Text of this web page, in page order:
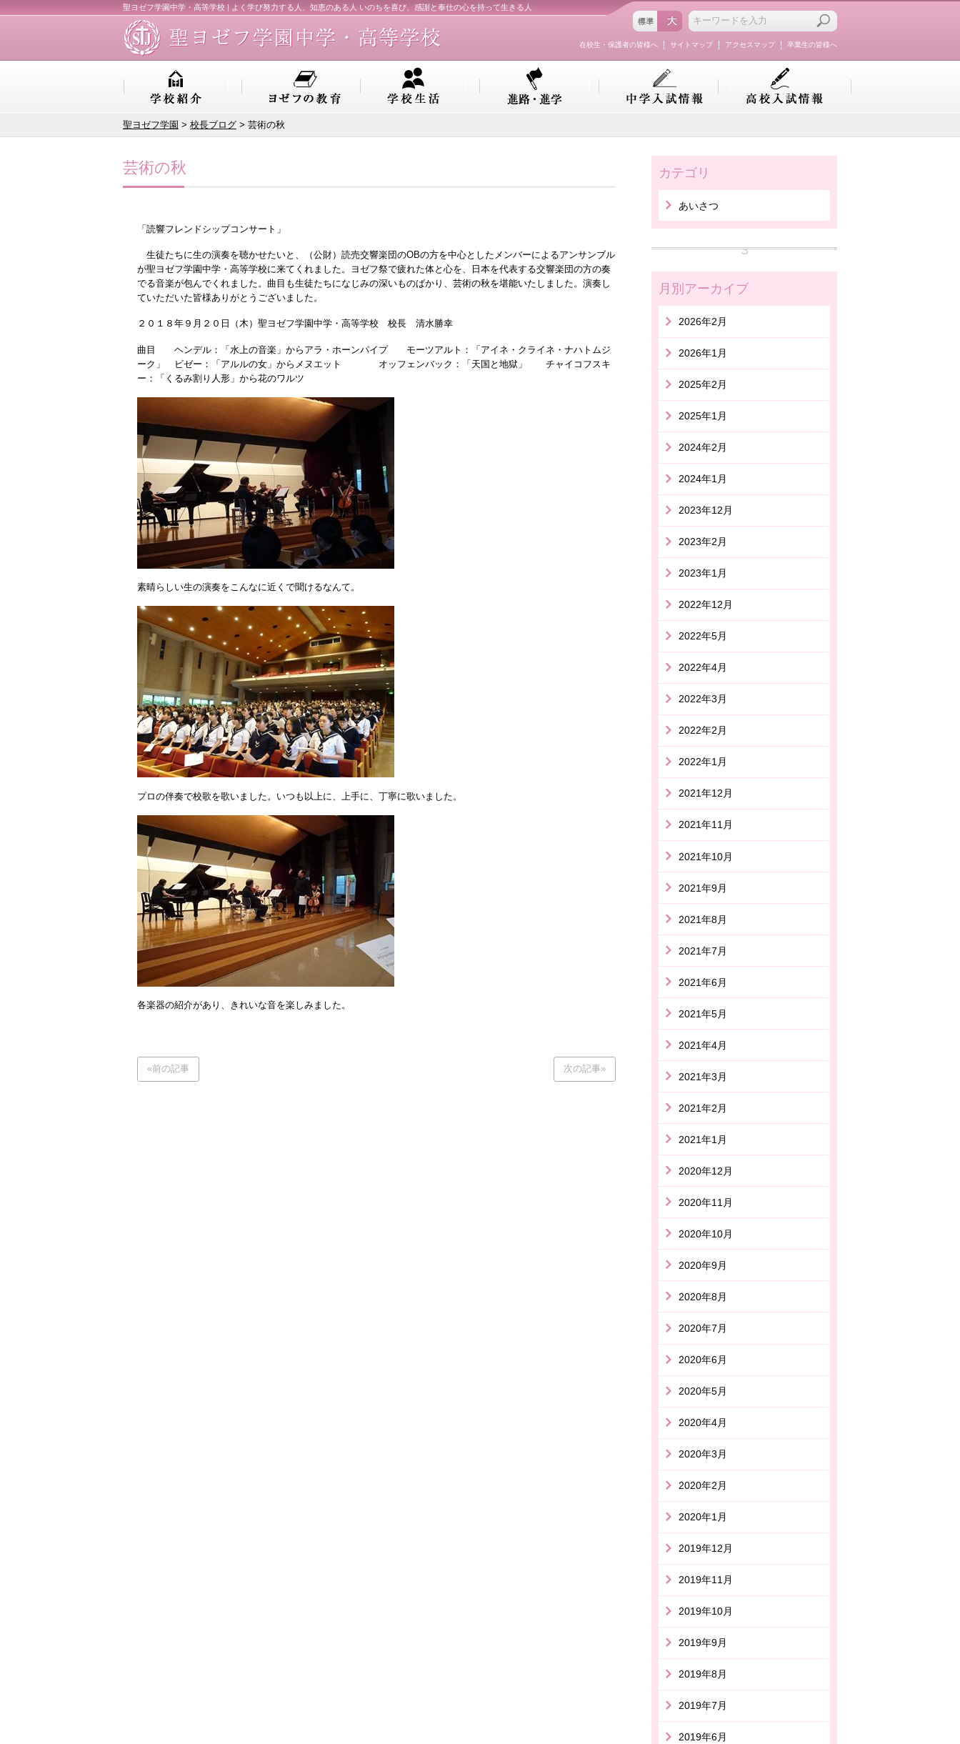
聖ヨゼフ学園中学・高等学校 | よく学び努力する人、知恵のある人 いのちを喜び、感謝と奉仕の心を持って生きる人
卒業生の皆様へ
アクセスマップ
サイトマップ
在校生・保護者の皆様へ
聖ヨゼフ学園 > 校長ブログ > 芸術の秋
芸術の秋
「読響フレンドシップコンサート」
生徒たちに生の演奏を聴かせたいと、（公財）読売交響楽団のOBの方を中心としたメンバーによるアンサンブル
が聖ヨゼフ学園中学・高等学校に来てくれました。ヨゼフ祭で疲れた体と心を、日本を代表する交響楽団の方の奏
でる音楽が包んでくれました。曲目も生徒たちになじみの深いものばかり、芸術の秋を堪能いたしました。演奏し
ていただいた皆様ありがとうございました。
２０１８年９月２０日（木）聖ヨゼフ学園中学・高等学校 校長 清水勝幸
曲目 ヘンデル：「水上の音楽」からアラ・ホーンパイプ モーツアルト：「アイネ・クライネ・ナハトムジ
ーク」 ビゼー：「アルルの女」からメヌエット オッフェンバック：「天国と地獄」 チャイコフスキ
ー：「くるみ割り人形」から花のワルツ
素晴らしい生の演奏をこんなに近くで聞けるなんて。
プロの伴奏で校歌を歌いました。いつも以上に、上手に、丁寧に歌いました。
各楽器の紹介があり、きれいな音を楽しみました。
«前の記事 次の記事»
カテゴリ
あいさつ
月別アーカイブ
2026年2月
2026年1月
2025年2月
2025年1月
2024年2月
2024年1月
2023年12月
2023年2月
2023年1月
2022年12月
2022年5月
2022年4月
2022年3月
2022年2月
2022年1月
2021年12月
2021年11月
2021年10月
2021年9月
2021年8月
2021年7月
2021年6月
2021年5月
2021年4月
2021年3月
2021年2月
2021年1月
2020年12月
2020年11月
2020年10月
2020年9月
2020年8月
2020年7月
2020年6月
2020年5月
2020年4月
2020年3月
2020年2月
2020年1月
2019年12月
2019年11月
2019年10月
2019年9月
2019年8月
2019年7月
2019年6月